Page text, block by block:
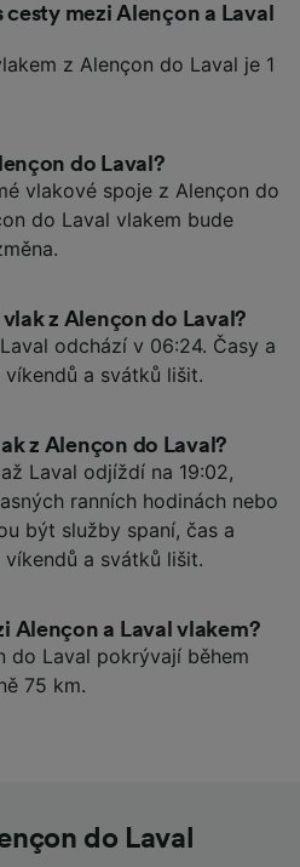
mezi Alençon a Laval
z Alençon do Laval je 1
do Laval?
vlakové spoje z Alençon do
do Laval vlakem bude
z Alençon do Laval?
odchází v 06:24. Časy a
a svátků lišit.
z Alençon do Laval?
Laval odjíždí na 19:02,
ranních hodinách nebo
být služby spaní, čas a
a svátků lišit.
Alençon a Laval vlakem?
do Laval pokrývají během
75 km.
do Laval